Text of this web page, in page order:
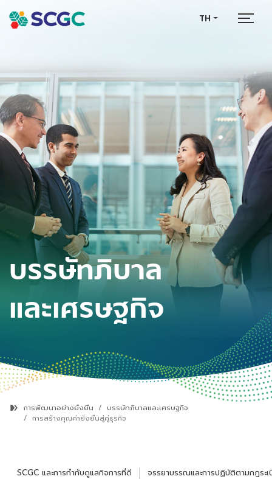
TH
บรรษัทภิบาล
และเศรษฐกิจ
การพัฒนาอย่างยั่งยืน
บรรษัทภิบาลและเศรษฐกิจ
การสร้างคุณค่ายั่งยืนสู่คู่ธุรกิจ
SCGC และการกำกับดูแลกิจการที่ดี จรรยาบรรณและการปฏิบัติตามกฎระ